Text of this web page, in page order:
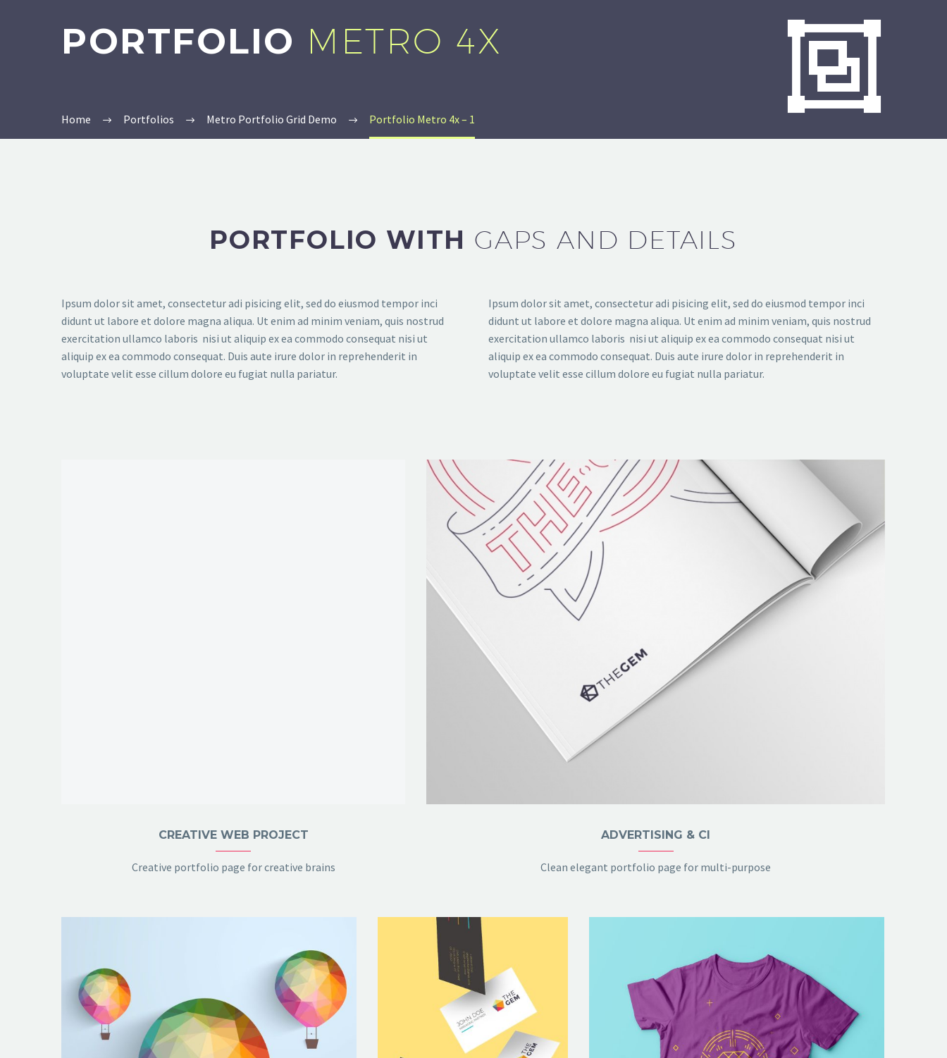


PORTFOLIO METRO 4X
Home Portfolios Metro Portfolio Grid Demo Portfolio Metro 4x – 1
PORTFOLIO WITH GAPS AND DETAILS
Ipsum dolor sit amet, consectetur adi pisicing elit, sed do eiusmod tempor inci
didunt ut labore et dolore magna aliqua. Ut enim ad minim veniam, quis nostrud
exercitation ullamco laboris nisi ut aliquip ex ea commodo consequat nisi ut
aliquip ex ea commodo consequat. Duis aute irure dolor in reprehenderit in
voluptate velit esse cillum dolore eu fugiat nulla pariatur.
Ipsum dolor sit amet, consectetur adi pisicing elit, sed do eiusmod tempor inci
didunt ut labore et dolore magna aliqua. Ut enim ad minim veniam, quis nostrud
exercitation ullamco laboris nisi ut aliquip ex ea commodo consequat nisi ut
aliquip ex ea commodo consequat. Duis aute irure dolor in reprehenderit in
voluptate velit esse cillum dolore eu fugiat nulla pariatur.
CREATIVE WEB PROJECT
Creative portfolio page for creative brains
ADVERTISING & CI
Clean elegant portfolio page for multi-purpose